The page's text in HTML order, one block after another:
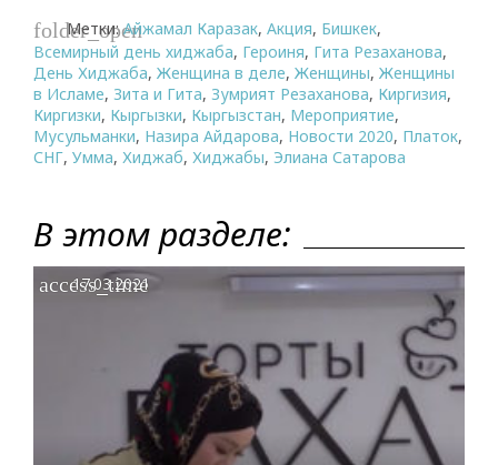
folder_open
Метки:Айжамал Каразак, Акция, Бишкек,
Всемирный день хиджаба, Героиня, Гита Резаханова,
День Хиджаба, Женщина в деле, Женщины, Женщины
в Исламе, Зита и Гита, Зумрият Резаханова, Киргизия,
Киргизки, Кыргызки, Кыргызстан, Мероприятие,
Мусульманки, Назира Айдарова, Новости 2020, Платок,
СНГ, Умма, Хиджаб, Хиджабы, Элиана Сатарова
В этом разделе:
access_time
17.03.2021